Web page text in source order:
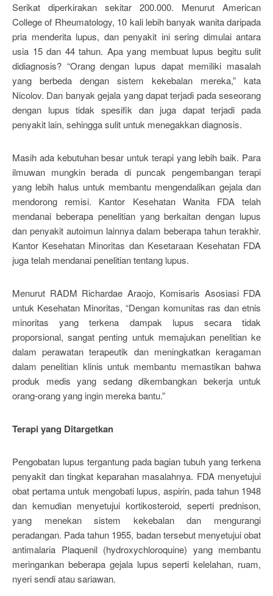
Serikat diperkirakan sekitar 200.000. Menurut American
College of Rheumatology, 10 kali lebih banyak wanita daripada
pria menderita lupus, dan penyakit ini sering dimulai antara
usia 15 dan 44 tahun. Apa yang membuat lupus begitu sulit
didiagnosis? “Orang dengan lupus dapat memiliki masalah
yang berbeda dengan sistem kekebalan mereka,” kata
Nicolov. Dan banyak gejala yang dapat terjadi pada seseorang
dengan lupus tidak spesifik dan juga dapat terjadi pada
penyakit lain, sehingga sulit untuk menegakkan diagnosis.
Masih ada kebutuhan besar untuk terapi yang lebih baik. Para
ilmuwan mungkin berada di puncak pengembangan terapi
yang lebih halus untuk membantu mengendalikan gejala dan
mendorong remisi. Kantor Kesehatan Wanita FDA telah
mendanai beberapa penelitian yang berkaitan dengan lupus
dan penyakit autoimun lainnya dalam beberapa tahun terakhir.
Kantor Kesehatan Minoritas dan Kesetaraan Kesehatan FDA
juga telah mendanai penelitian tentang lupus.
Menurut RADM Richardae Araojo, Komisaris Asosiasi FDA
untuk Kesehatan Minoritas, “Dengan komunitas ras dan etnis
minoritas yang terkena dampak lupus secara tidak
proporsional, sangat penting untuk memajukan penelitian ke
dalam perawatan terapeutik dan meningkatkan keragaman
dalam penelitian klinis untuk membantu memastikan bahwa
produk medis yang sedang dikembangkan bekerja untuk
orang-orang yang ingin mereka bantu.”
Terapi yang Ditargetkan
Pengobatan lupus tergantung pada bagian tubuh yang terkena
penyakit dan tingkat keparahan masalahnya. FDA menyetujui
obat pertama untuk mengobati lupus, aspirin, pada tahun 1948
dan kemudian menyetujui kortikosteroid, seperti prednison,
yang menekan sistem kekebalan dan mengurangi
peradangan. Pada tahun 1955, badan tersebut menyetujui obat
antimalaria Plaquenil (hydroxychloroquine) yang membantu
meringankan beberapa gejala lupus seperti kelelahan, ruam,
nyeri sendi atau sariawan.